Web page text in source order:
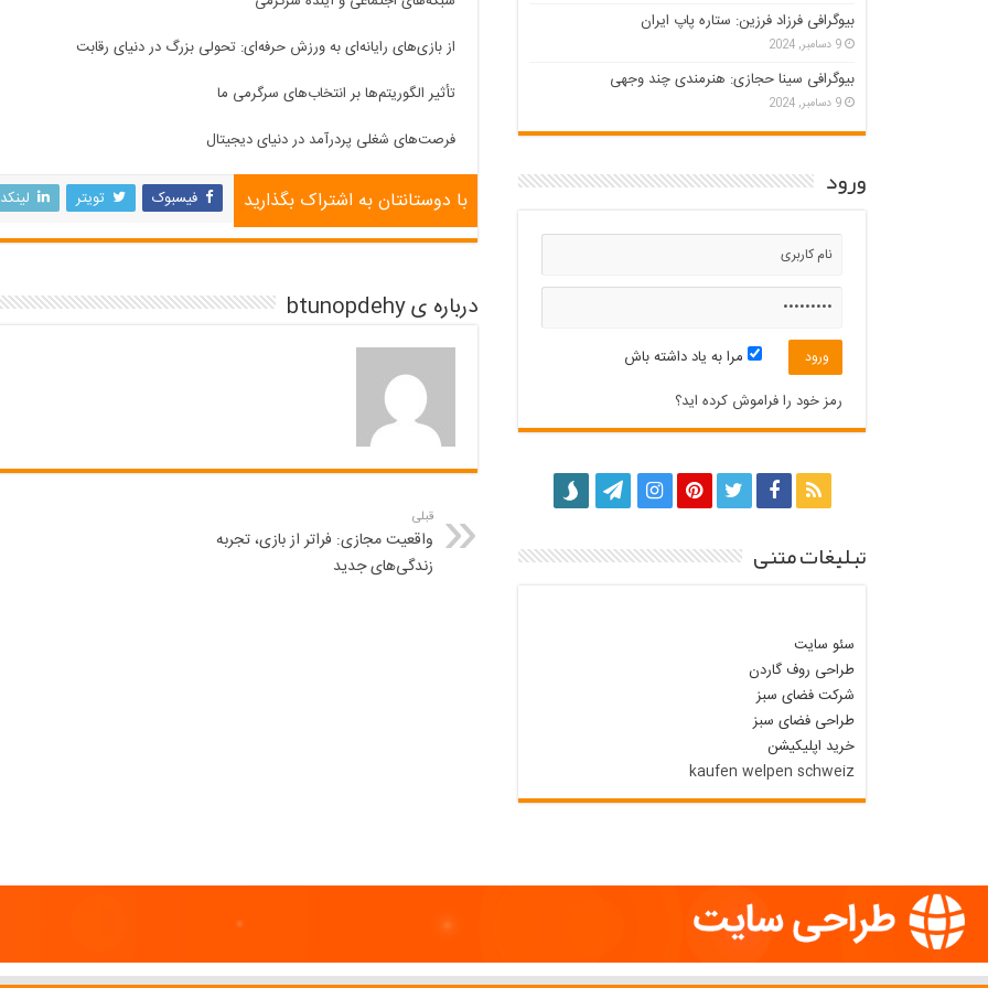
از بازی‌های رایانه‌ای به ورزش حرفه‌ای: تحولی بزرگ در دنیای رقابت
تأثیر الگوریتم‌ها بر انتخاب‌های سرگرمی ما
فرصت‌های شغلی پردرآمد در دنیای دیجیتال
با دوستانتان به اشتراک بگذارید فیسبوک تویتر
درباره ی btunopdehy
قبلی
واقعیت مجازی: فراتر از بازی، تجربه
زندگی‌های جدید
بیوگرافی فرزاد فرزین: ستاره پاپ ایران
9 دسامبر, 2024
بیوگرافی سینا حجازی: هنرمندی چند وجهی
9 دسامبر, 2024
ورود
مرا به یاد داشته باش
رمز خود را فراموش کرده اید؟
تبلیغات متنی
سئو سایت
طراحی روف گاردن
شرکت فضای سبز
طراحی فضای سبز
خرید اپلیکیشن
kaufen welpen schweiz